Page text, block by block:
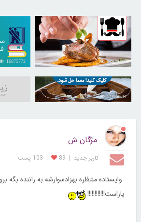
30254387
16875772
31039544
مژگان ش
کاربر جديد |
89
| 103 پست
وایستاده منتظره بهزادسوارشه به راننده بگه
یاراست!!!!!!!!!!!!